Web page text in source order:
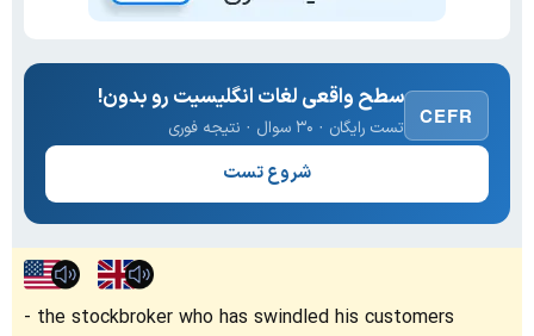
CEFR
سطح واقعی لغات انگلیسیت رو بدون!
تست رایگان · ۳۰ سوال · نتیجه فوری
شروع تست
the stockbroker who has swindled his customers